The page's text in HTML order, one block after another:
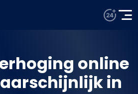
online
in